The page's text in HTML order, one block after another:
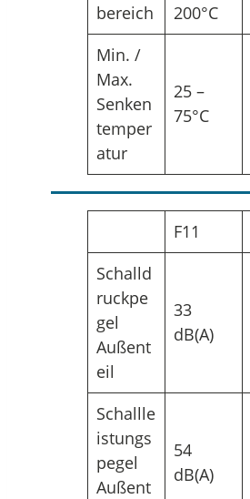
bereich
200°C
Min. /
Max.
Senken
temper
atur
25 –
75°C
F11
Schalld
ruckpe
gel
Außent
eil
33
dB(A)
Schallle
istungs
pegel
Außent
54
dB(A)